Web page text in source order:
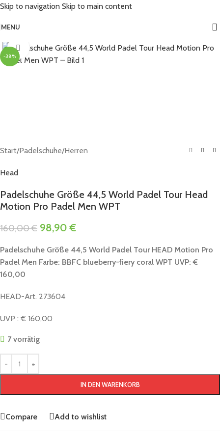
Skip to navigation Skip to main content
MENU
-38%
Click to enlarge
Start/Padelschuhe/Herren
Head
Padelschuhe Größe 44,5 World Padel Tour Head
Motion Pro Padel Men WPT
160,00€ 98,90€
Padelschuhe Größe 44,5 World Padel Tour HEAD Motion Pro
Padel Men Farbe: BBFC blueberry-fiery coral WPT UVP: €
160,00
HEAD-Art. 273604
UVP : € 160,00
7 vorrätig
IN DEN WARENKORB
Compare Add to wishlist